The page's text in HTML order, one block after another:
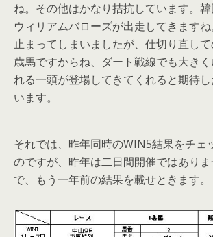
ね。その他はかなり拮抗しています。韓
ウィリアムバローズが出走してきます
止まってしまいましたが、仕切り直し
歳馬ですからね、ダート戦線でも大きく
れる一頭が登場してきてくれると期待
います。
それでは、昨年同時のWIN5結果をチェ
のですが、昨年は二日間開催ではあり
で、もう一年前の結果を載せときます。